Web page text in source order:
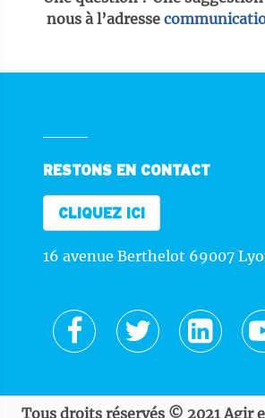
nous à l’adresse
RESTONS EN CONTACT
CLIQUEZ ICI
16 avenue Berthelot 69007
Tous droits réservés © 2021 Agir